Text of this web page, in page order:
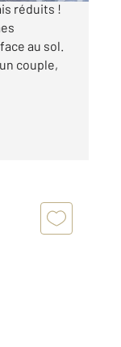
réduits !
au sol.
couple,